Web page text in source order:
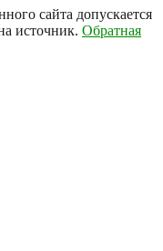
сайта допускается
источник. Обратная